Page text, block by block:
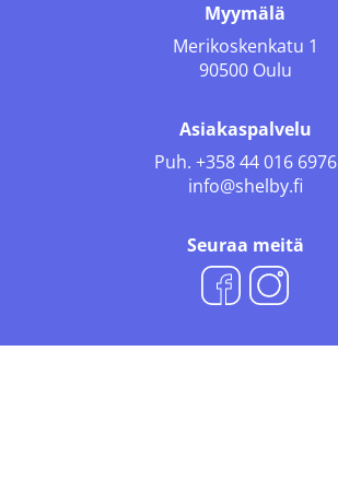
Myymälä
Merikoskenkatu 1
90500 Oulu
Asiakaspalvelu
Puh. +358 44 016 6976
info@shelby.fi
Seuraa meitä